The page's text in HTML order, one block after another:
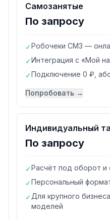
Самозанятые
По запросу
✓Робочеки СМЗ —
✓Интеграция с «Мой
✓Подключение 0 ₽,
Попробовать →
Индивидуальный
По запросу
✓Расчёт под оборот и
✓Персональный
✓Для крупного
моделей